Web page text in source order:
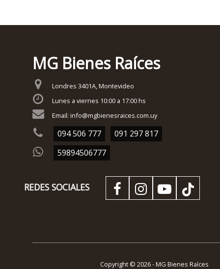
MG Bienes Raíces
Londres 3401A, Montevideo
Lunes a viernes 10:00 a 17:00 hs
Email: info@mgbienesraices.com.uy
094 506 777
091 297 817
59894506777
REDES SOCIALES
Copyright © 2026 - MG Bienes Raíces